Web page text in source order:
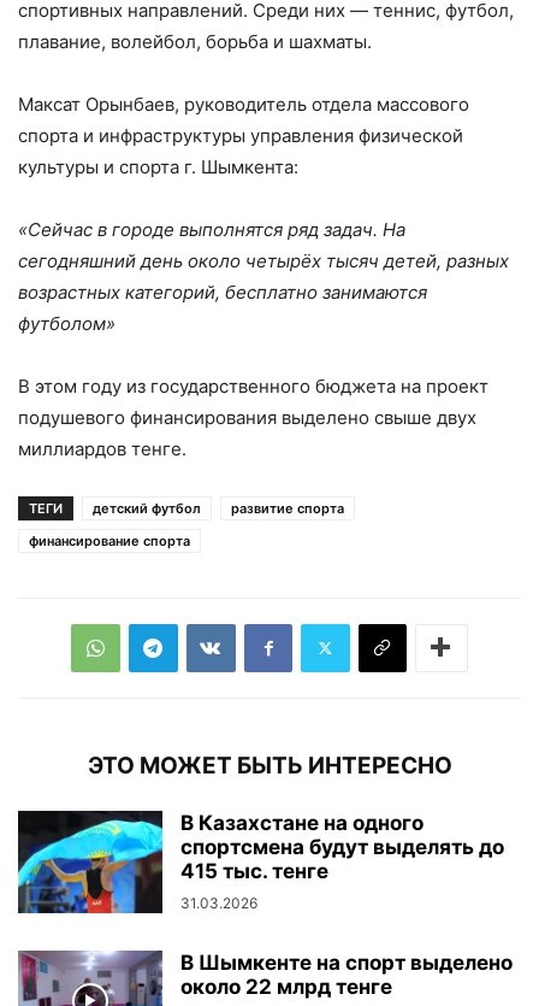
спортивных направлений. Среди них — теннис, футбол,
плавание, волейбол, борьба и шахматы.
Максат Орынбаев, руководитель отдела массового
спорта и инфраструктуры управления физической
культуры и спорта г. Шымкента:
«Сейчас в городе выполнятся ряд задач. На
сегодняшний день около четырёх тысяч детей, разных
возрастных категорий, бесплатно занимаются
футболом»
В этом году из государственного бюджета на проект
подушевого финансирования выделено свыше двух
миллиардов тенге.
ТЕГИ детский футбол
развитие спорта
финансирование спорта
ЭТО МОЖЕТ БЫТЬ ИНТЕРЕСНО
В Казахстане на одного
спортсмена будут выделять до
415 тыс. тенге
31.03.2026
В Шымкенте на спорт выделено
около 22 млрд тенге